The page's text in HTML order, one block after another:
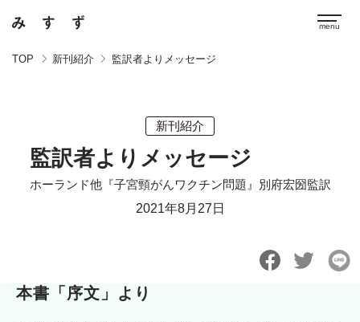
TOP 新刊紹介 監訳者よりメッセージ
新刊紹介
監訳者よりメッセージ
ホーランド他『子宮頸がんワクチン問題』別府宏圀監訳
2021年8月27日
本書「序文」より